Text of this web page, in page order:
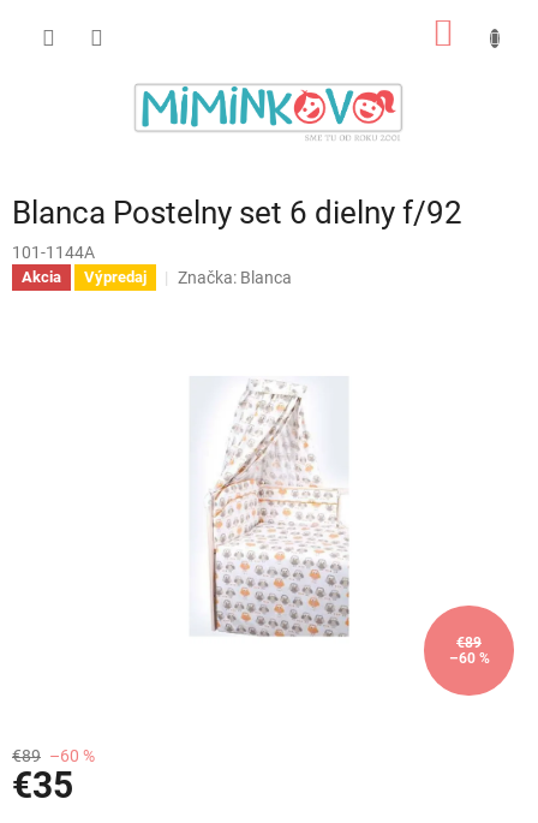
Blanca Postelny set 6 dielny f/92
101-1144A
Akcia Výpredaj Značka: Blanca
€89
–60 %
€89 –60 %
€35